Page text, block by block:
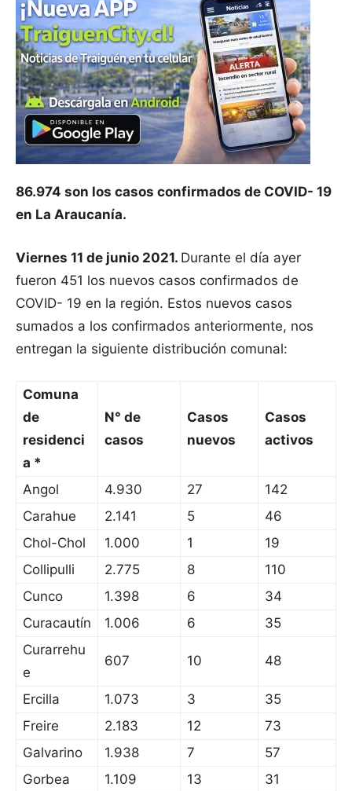
86.974 son los casos confirmados de COVID- 19
en La Araucanía.
Viernes 11 de junio 2021. Durante el día ayer
fueron 451 los nuevos casos confirmados de
COVID- 19 en la región. Estos nuevos casos
sumados a los confirmados anteriormente, nos
entregan la siguiente distribución comunal:
Comuna
de
residenci
a *
N° de
casos
Casos
nuevos
Casos
activos
Angol 4.930 27
142
Carahue
2.141 5
46
Chol-Chol
1.000 1
19
Collipulli
2.775 8
110
Cunco
1.398 6
34
Curacautín
1.006 6
35
Curarrehu
e
607 10 48
Ercilla 1.073 3
35
Freire
2.183 12
73
Galvarino
1.938 7
57
Gorbea
1.109 13
31